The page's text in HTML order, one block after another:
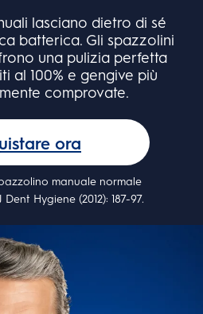
lasciano dietro di sé
batterica. Gli spazzolini
una pulizia perfetta
al 100% e gengive più
comprovate.
ora
manuale normale
Hygiene (2012): 187-97.